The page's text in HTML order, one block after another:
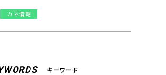
カネ情報
キーワード